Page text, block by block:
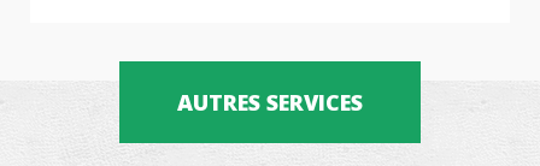
AUTRES SERVICES